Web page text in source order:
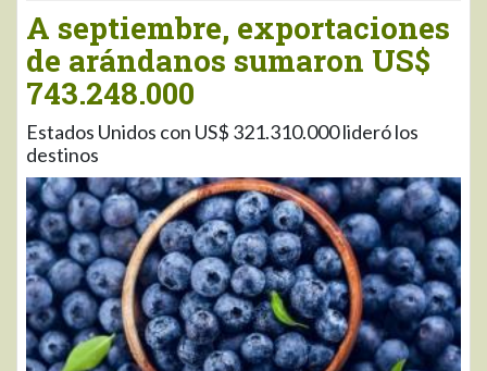
A septiembre, exportaciones
de arándanos sumaron US$
743.248.000
Estados Unidos con US$ 321.310.000 lideró los
destinos